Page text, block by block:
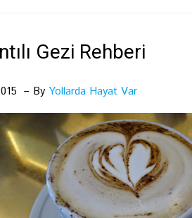
Gezi Rehberi
By Yollarda Hayat Var